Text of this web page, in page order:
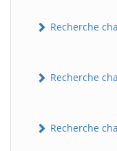
Recherche
Recherche
Recherche